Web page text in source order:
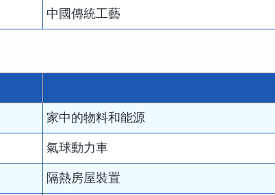
中國傳統工藝
家中的物料和能源
氣球動力車
隔熱房屋裝置